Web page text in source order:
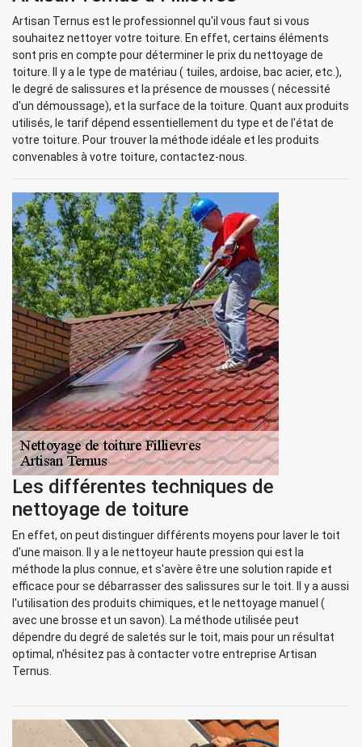
Artisan Ternus est le professionnel qu'il vous faut si vous
souhaitez nettoyer votre toiture. En effet, certains éléments
sont pris en compte pour déterminer le prix du nettoyage de
toiture. Il y a le type de matériau ( tuiles, ardoise, bac acier, etc.),
le degré de salissures et la présence de mousses ( nécessité
d'un démoussage), et la surface de la toiture. Quant aux produits
utilisés, le tarif dépend essentiellement du type et de l'état de
votre toiture. Pour trouver la méthode idéale et les produits
convenables à votre toiture, contactez-nous.
Les différentes techniques de
nettoyage de toiture
En effet, on peut distinguer différents moyens pour laver le toit
d'une maison. Il y a le nettoyeur haute pression qui est la
méthode la plus connue, et s'avère être une solution rapide et
efficace pour se débarrasser des salissures sur le toit. Il y a aussi
l'utilisation des produits chimiques, et le nettoyage manuel (
avec une brosse et un savon). La méthode utilisée peut
dépendre du degré de saletés sur le toit, mais pour un résultat
optimal, n'hésitez pas à contacter votre entreprise Artisan
Ternus.